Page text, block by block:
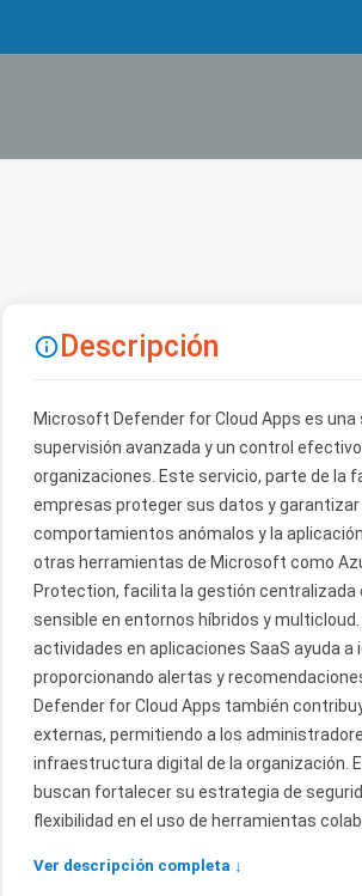
 Descripción
Microsoft Defender for Cloud Apps es una
supervisión avanzada y un control
organizaciones. Este servicio, parte de la
empresas proteger sus datos y
comportamientos anómalos y la
otras herramientas de Microsoft como
Protection, facilita la gestión
sensible en entornos híbridos y
actividades en aplicaciones SaaS ayuda
proporcionando alertas y
Defender for Cloud Apps también
externas, permitiendo a los
infraestructura digital de la organización.
buscan fortalecer su estrategia de
flexibilidad en el uso de herramientas
Ver descripción completa ↓